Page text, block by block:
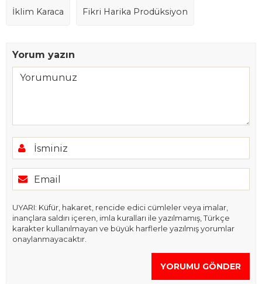
İklim Karaca Fikri Harika Prodüksiyon
Yorum yazın
UYARI: Küfür, hakaret, rencide edici cümleler veya imalar,
inançlara saldırı içeren, imla kuralları ile yazılmamış, Türkçe
karakter kullanılmayan ve büyük harflerle yazılmış yorumlar
onaylanmayacaktır.
YORUMU GÖNDER